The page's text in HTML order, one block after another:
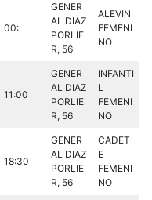
00:
GENER
AL DIAZ
PORLIE
R, 56
ALEVIN
FEMENI
NO
11:00
GENER
AL DIAZ
PORLIE
R, 56
INFANTI
L
FEMENI
NO
18:30
GENER
AL DIAZ
PORLIE
R, 56
CADET
E
FEMENI
NO